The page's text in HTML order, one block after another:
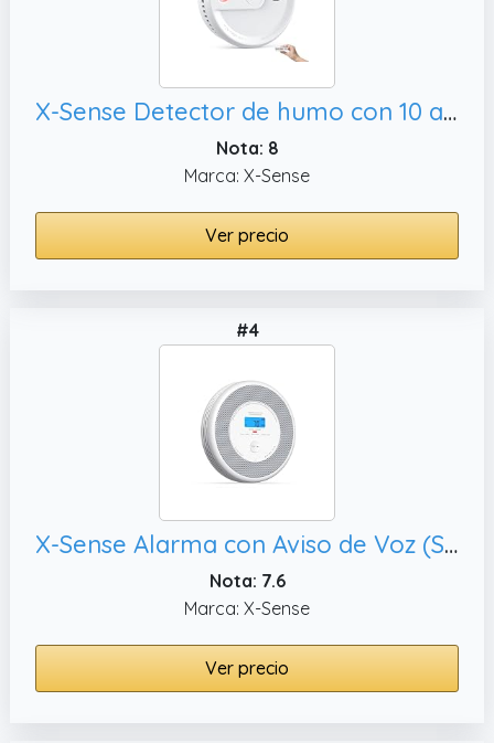
X-Sense Detector de humo con 10 años de vida útil de la batería, pack de 1
Nota: 8
Marca: X-Sense
Ver precio
#4
X-Sense Alarma con Aviso de Voz (Solo en Alemán),1 Unidad
Nota: 7.6
Marca: X-Sense
Ver precio